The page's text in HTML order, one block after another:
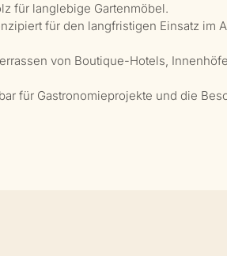
für langlebige Gartenmöbel.
für den langfristigen Einsatz im
von Boutique-Hotels,
für Gastronomieprojekte und die